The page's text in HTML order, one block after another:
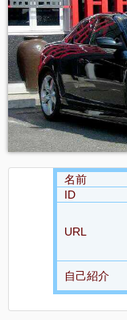
名前
ID
URL
自己紹介